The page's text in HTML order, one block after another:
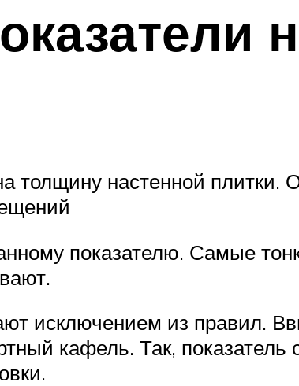
настенной плитки.
показателю. Самые
исключением из правил.
кафель. Так, показатель